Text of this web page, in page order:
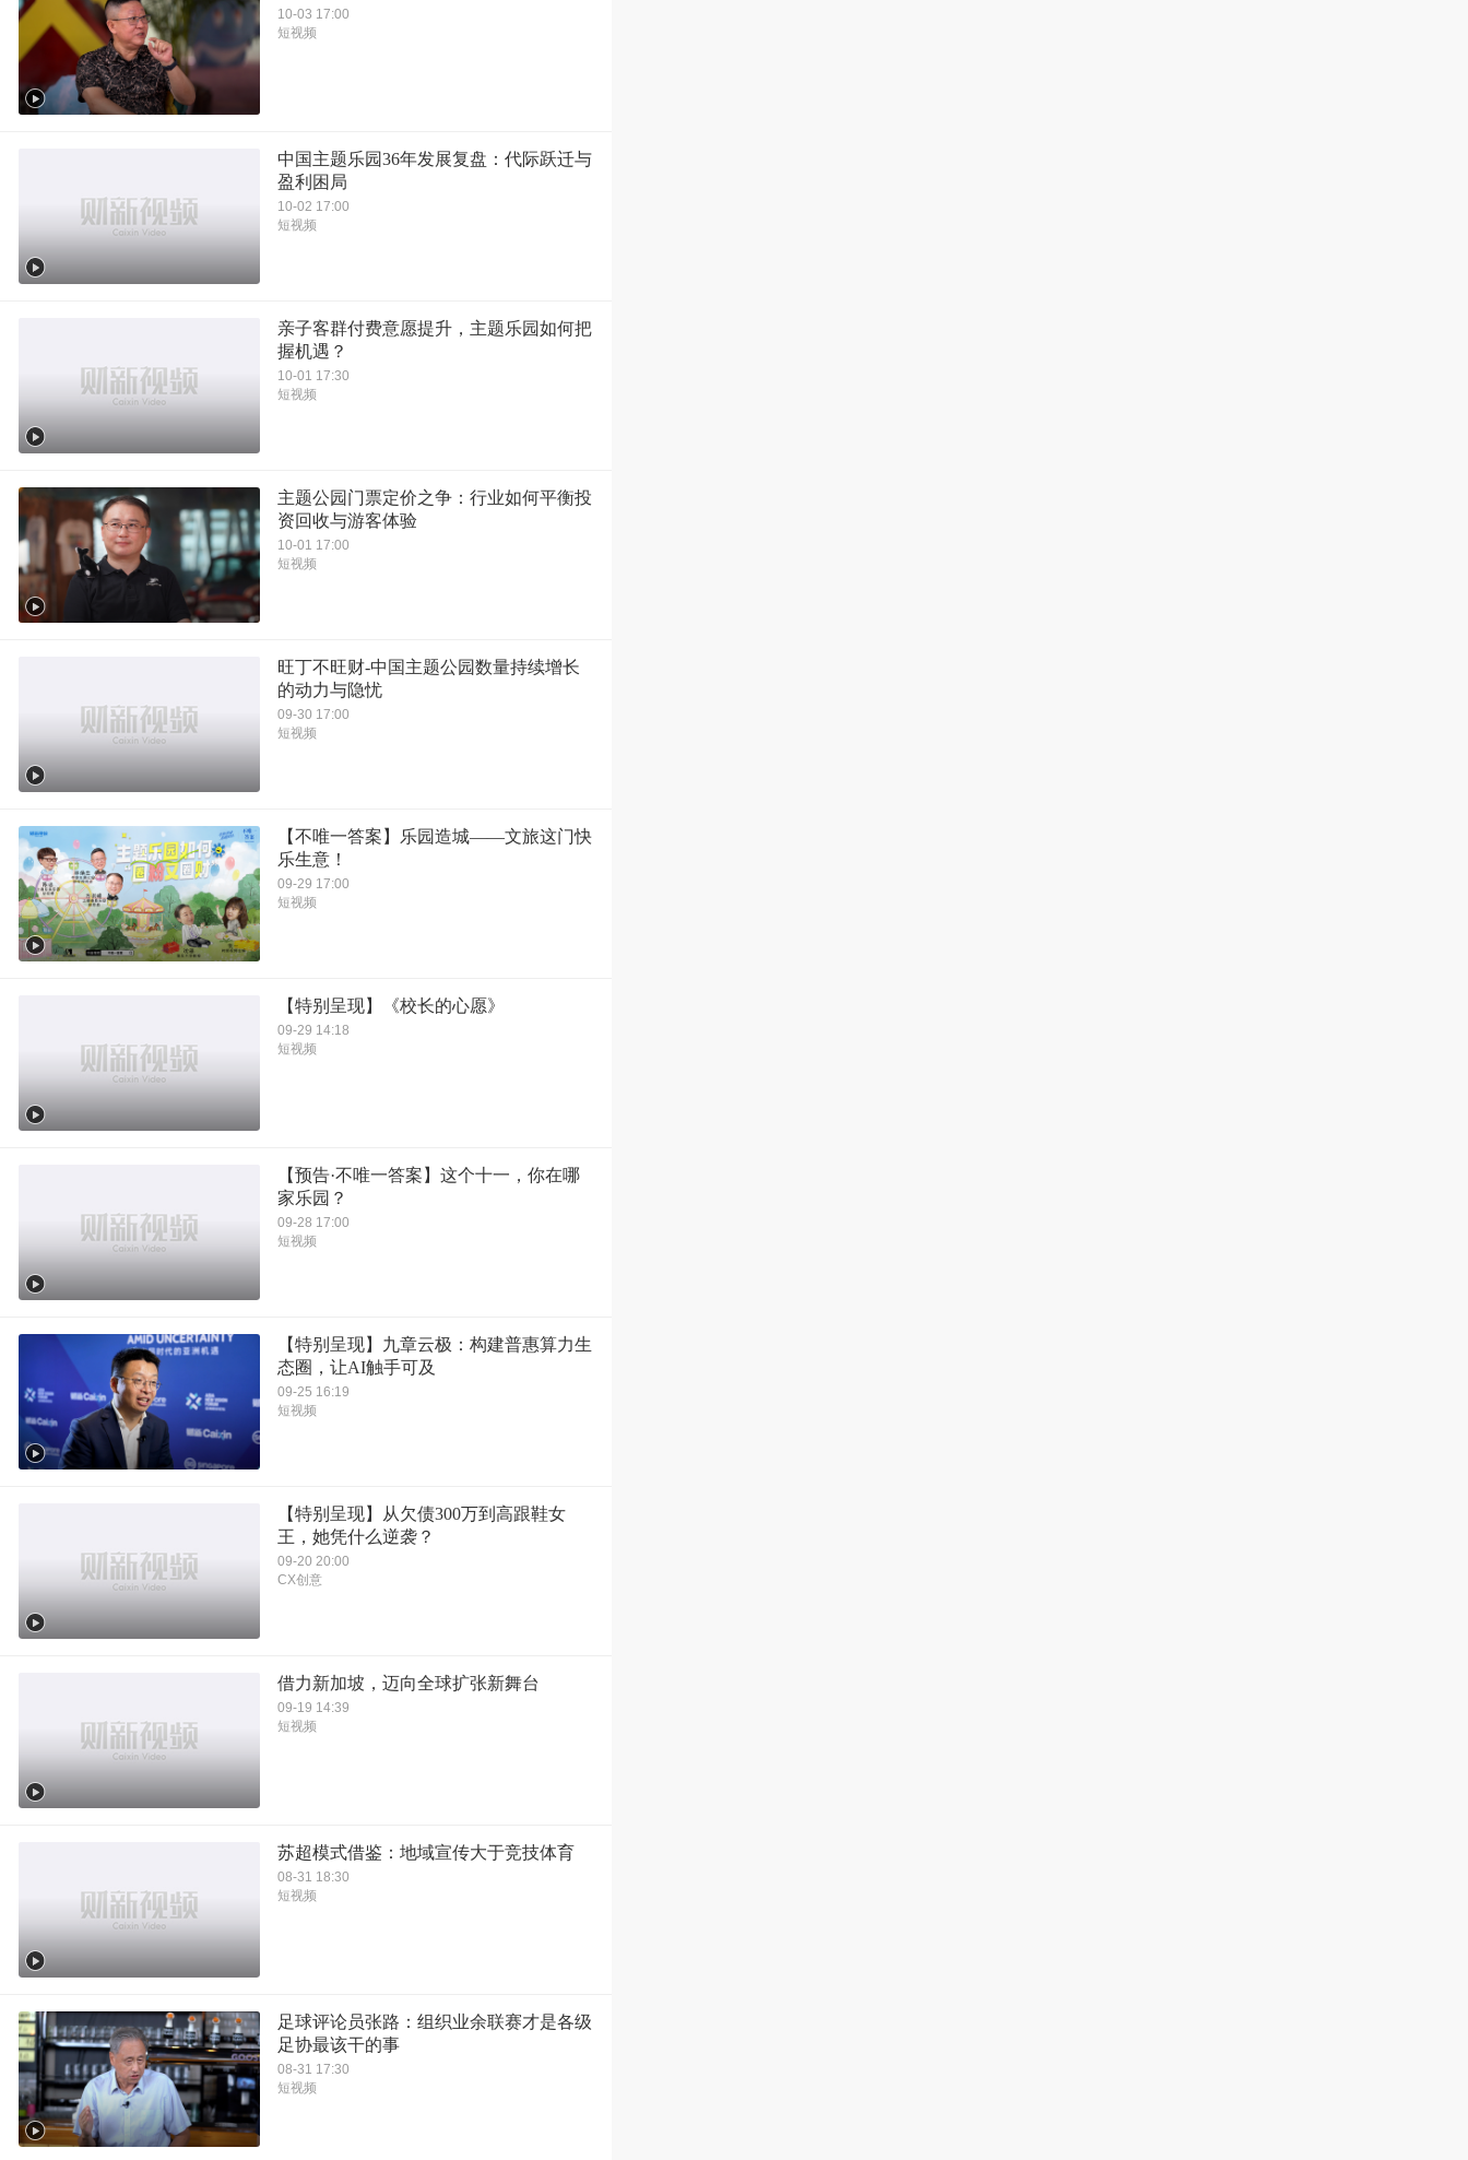
10-03 17:00
短视频
中国主题乐园36年发展复盘：代际跃迁与
盈利困局
10-02 17:00
短视频
亲子客群付费意愿提升，主题乐园如何把
握机遇？
10-01 17:30
短视频
主题公园门票定价之争：行业如何平衡投
资回收与游客体验
10-01 17:00
短视频
旺丁不旺财-中国主题公园数量持续增长
的动力与隐忧
09-30 17:00
短视频
【不唯一答案】乐园造城——文旅这门快
乐生意！
09-29 17:00
短视频
【特别呈现】《校长的心愿》
09-29 14:18
短视频
【预告·不唯一答案】这个十一，你在哪
家乐园？
09-28 17:00
短视频
【特别呈现】九章云极：构建普惠算力生
态圈，让AI触手可及
09-25 16:19
短视频
【特别呈现】从欠债300万到高跟鞋女
王，她凭什么逆袭？
09-20 20:00
CX创意
借力新加坡，迈向全球扩张新舞台
09-19 14:39
短视频
苏超模式借鉴：地域宣传大于竞技体育
08-31 18:30
短视频
足球评论员张路：组织业余联赛才是各级
足协最该干的事
08-31 17:30
短视频